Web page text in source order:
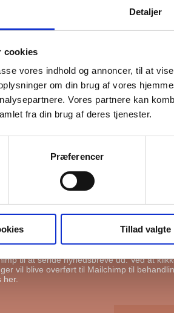
Detaljer
cookies
vores indhold og annoncer, til at
om din brug af vores
Vores partnere kan
fra din brug af deres tjenester.
Præferencer
Tillad valgte
din information til at kontakte dig i
du bekræfte, at vi gerne må sende dig
mig emails
til at sende nyhedsbreve ud. Ved at
vil blive overført til Mailchimp til
her.